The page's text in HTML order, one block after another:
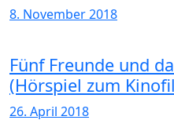
8. November 2018
Fünf Freunde und
(Hörspiel zum
26. April 2018